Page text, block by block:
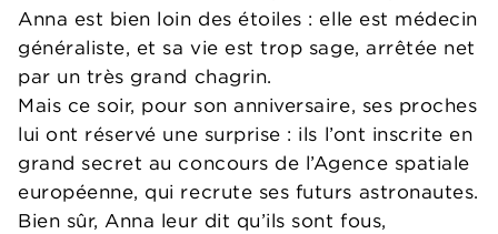
Anna est bien loin des étoiles : elle est médecin
généraliste, et sa vie est trop sage, arrêtée net
par un très grand chagrin.
Mais ce soir, pour son anniversaire, ses proches
lui ont réservé une surprise : ils l’ont inscrite en
grand secret au concours de l’Agence spatiale
européenne, qui recrute ses futurs astronautes.
Bien sûr, Anna leur dit qu’ils sont fous,